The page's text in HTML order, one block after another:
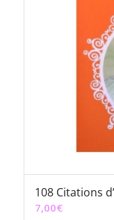
108 Citations
7,00€